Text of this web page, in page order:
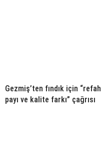
Gezmiş’ten fındık için “refah
payı ve kalite farkı” çağrısı